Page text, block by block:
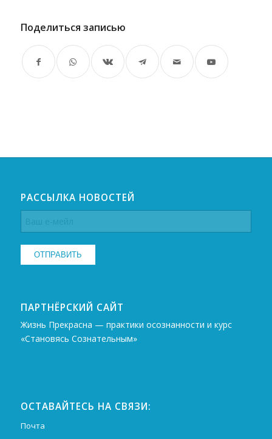
Поделиться записью
РАССЫЛКА НОВОСТЕЙ
ПАРТНЁРСКИЙ САЙТ
Жизнь Прекрасна — практики осознанности и курс
«Становясь Сознательным»
ОСТАВАЙТЕСЬ НА СВЯЗИ:
Почта